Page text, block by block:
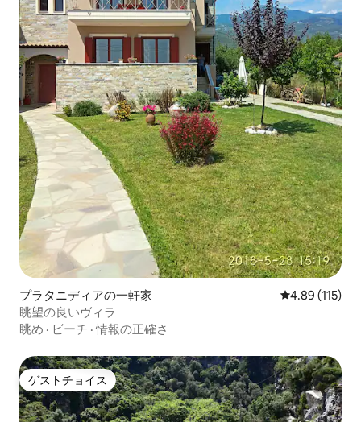
プラタニディアの一軒家 レビュー115
4.89 (115)
眺望の良いヴィラ
眺め · ビーチ ·情報の正確さ
ゲストチョイス
ゲストチョイス